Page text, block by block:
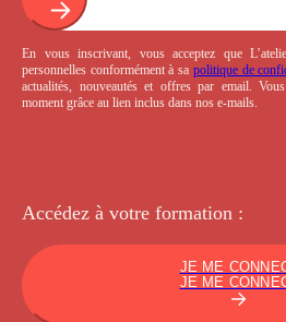
En vous inscrivant, vous acceptez que
personnelles conformément à sa politique de
actualités, nouveautés et offres par email.
moment grâce au lien inclus dans nos e-mails.
Accédez à votre formation :
JE ME
JE ME